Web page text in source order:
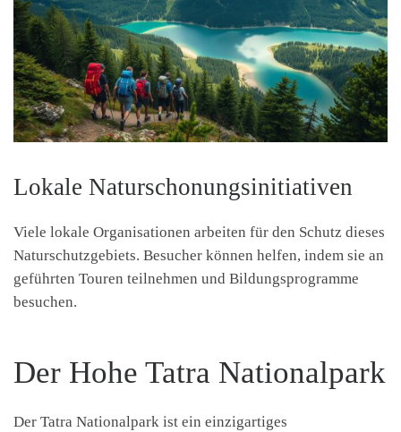
Lokale Naturschonungsinitiativen
Viele lokale Organisationen arbeiten für den Schutz dieses
Naturschutzgebiets. Besucher können helfen, indem sie an
geführten Touren teilnehmen und Bildungsprogramme
besuchen.
Der Hohe Tatra Nationalpark
Der Tatra Nationalpark ist ein einzigartiges